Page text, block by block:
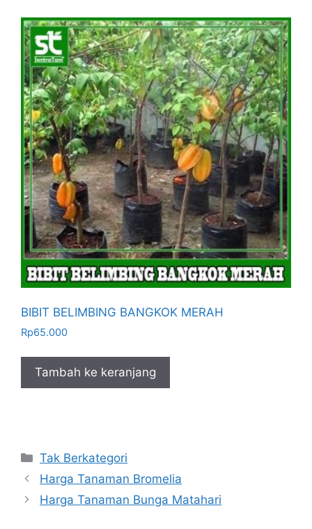
BIBIT BELIMBING BANGKOK MERAH
Rp65.000
Tambah ke keranjang
Kategori
Tak Berkategori
Harga Tanaman Bromelia
Harga Tanaman Bunga Matahari